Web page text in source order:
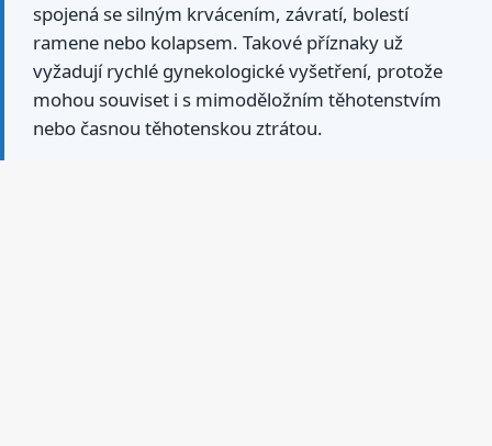
spojená se silným krvácením, závratí, bolestí
ramene nebo kolapsem. Takové příznaky už
vyžadují rychlé gynekologické vyšetření, protože
mohou souviset i s mimoděložním těhotenstvím
nebo časnou těhotenskou ztrátou.